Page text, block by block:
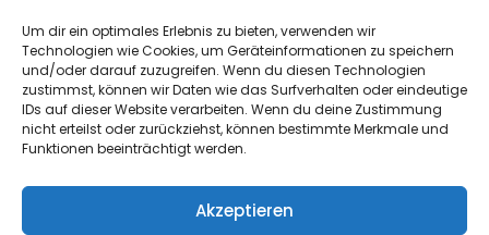
Um dir ein optimales Erlebnis zu bieten, verwenden wir
Technologien wie Cookies, um Geräteinformationen zu speichern
und/oder darauf zuzugreifen. Wenn du diesen Technologien
zustimmst, können wir Daten wie das Surfverhalten oder eindeutige
IDs auf dieser Website verarbeiten. Wenn du deine Zustimmung
nicht erteilst oder zurückziehst, können bestimmte Merkmale und
Funktionen beeinträchtigt werden.
Akzeptieren
Datenschutz